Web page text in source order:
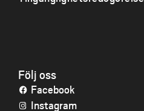
Följ oss
Facebook
Instagram